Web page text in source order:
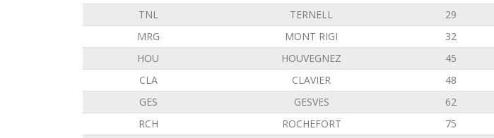
TNL
TERNELL 29
MRG
MONT RIGI 32
HOU
HOUVEGNEZ 45
CLA
CLAVIER 48
GES
GESVES 62
RCH
ROCHEFORT 75